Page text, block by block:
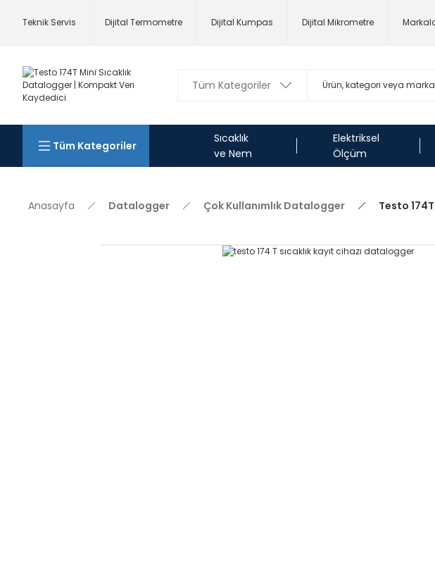
Teknik Servis Dijital Termometre Dijital Kumpas Dijital Mikrometre
Tüm Kategoriler
Sıcaklık
ve Nem
Elektriksel
Ölçüm
Anasayfa Datalogger Çok Kullanımlık Datalogger Testo